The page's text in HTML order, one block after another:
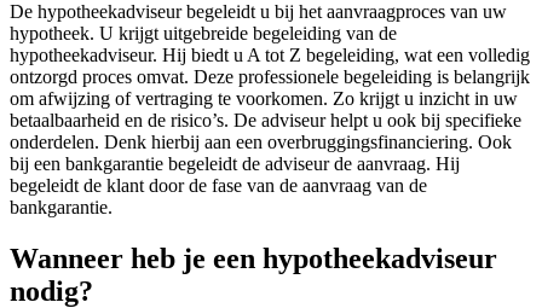
De hypotheekadviseur begeleidt u bij het aanvraagproces van uw
hypotheek. U krijgt uitgebreide begeleiding van de
hypotheekadviseur. Hij biedt u A tot Z begeleiding, wat een volledig
ontzorgd proces omvat. Deze professionele begeleiding is belangrijk
om afwijzing of vertraging te voorkomen. Zo krijgt u inzicht in uw
betaalbaarheid en de risico’s. De adviseur helpt u ook bij specifieke
onderdelen. Denk hierbij aan een overbruggingsfinanciering. Ook
bij een bankgarantie begeleidt de adviseur de aanvraag. Hij
begeleidt de klant door de fase van de aanvraag van de
bankgarantie.
Wanneer heb je een hypotheekadviseur
nodig?